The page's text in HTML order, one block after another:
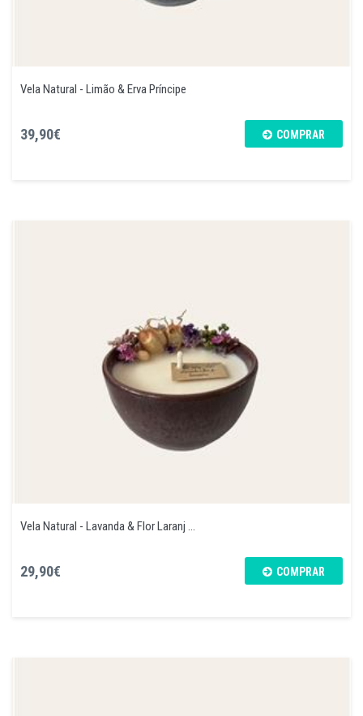
Vela Natural - Limão & Erva Príncipe
39,90€ COMPRAR
Vela Natural - Lavanda & Flor Laranj ...
29,90€ COMPRAR